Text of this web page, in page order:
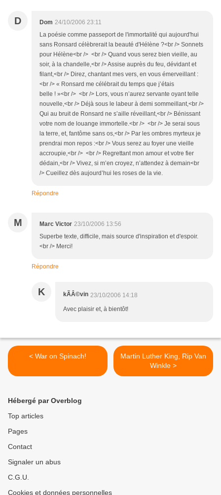
D Dom 24/10/2006 23:11
La poésie comme passeport de l'immortalité qui aujourd'hui
sans Ronsard célèbrerait la beauté d'Hélène ?<br /> Sonnets
pour Hélène<br /> <br /> Quand vous serez bien vieille, au
soir, à la chandelle,<br /> Assise auprès du feu, dévidant et
filant,<br /> Direz, chantant mes vers, en vous émerveillant :
<br /> « Ronsard me célébrait du temps que j’étais
belle ! »<br /> <br /> Lors, vous n’aurez servante oyant telle
nouvelle,<br /> Déjà sous le labeur à demi sommeillant,<br />
Qui au bruit de Ronsard ne s’aille réveillant,<br /> Bénissant
votre nom de louange immortelle.<br /> <br /> Je serai sous
la terre, et, fantôme sans os,<br /> Par les ombres myrteux je
prendrai mon repos :<br /> Vous serez au foyer une vieille
accroupie,<br /> <br /> Regrettant mon amour et votre fier
dédain,<br /> Vivez, si m’en croyez, n’attendez à demain<br
/> Cueillez dès aujourd’hui les roses de la vie.
Répondre
M Marc Victor 23/10/2006 13:56
Superbe texte, difficile, mais source d'inspiration et d'espoir.
<br /> Merci!
Répondre
K kÃÂ©vin 23/10/2006 14:18
Avec plaisir et, à bientôt!
< War on Spinach!
Martin Luther King, Rip Van
Winkle >
Hébergé par Overblog
Top articles
Pages
Contact
Signaler un abus
C.G.U.
Cookies et données personnelles